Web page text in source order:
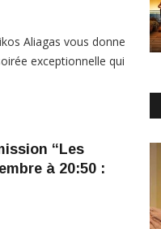
Aliagas vous donne
exceptionnelle qui
“Les
à 20:50 :